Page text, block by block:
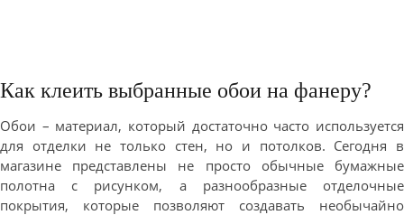
Как клеить выбранные обои на фанеру?
Обои – материал, который достаточно часто используется
для отделки не только стен, но и потолков. Сегодня в
магазине представлены не просто обычные бумажные
полотна с рисунком, а разнообразные отделочные
покрытия, которые позволяют создавать необычайно